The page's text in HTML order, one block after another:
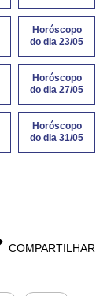
Horóscopo
do dia 23/05
Horóscopo
do dia 27/05
Horóscopo
do dia 31/05
COMPARTILHAR